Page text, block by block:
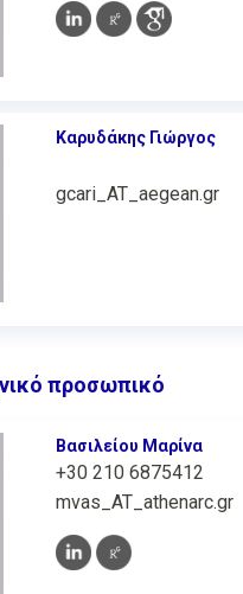
Καρυδάκης Γιώργος
gcari_AT_aegean.gr
προσωπικό
Βασιλείου Μαρίνα
+30 210 6875412
mvas_AT_athenarc.gr